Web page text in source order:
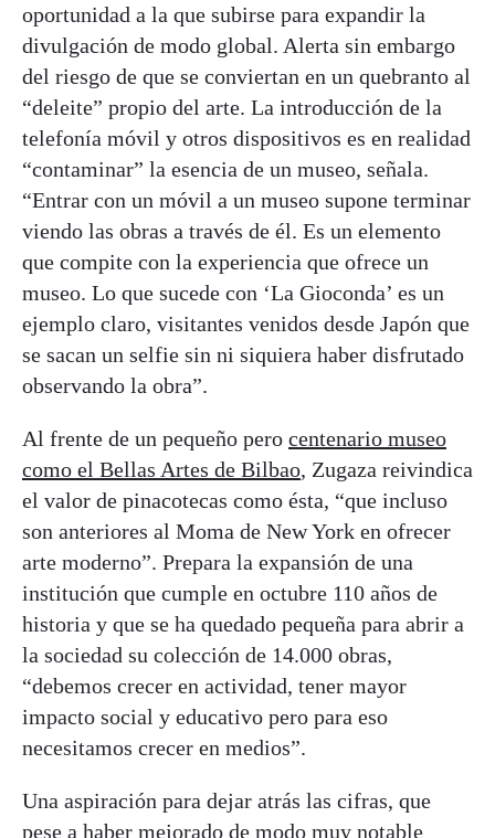
oportunidad a la que subirse para expandir la
divulgación de modo global. Alerta sin embargo
del riesgo de que se conviertan en un quebranto al
“deleite” propio del arte. La introducción de la
telefonía móvil y otros dispositivos es en realidad
“contaminar” la esencia de un museo, señala.
“Entrar con un móvil a un museo supone terminar
viendo las obras a través de él. Es un elemento
que compite con la experiencia que ofrece un
museo. Lo que sucede con ‘La Gioconda’ es un
ejemplo claro, visitantes venidos desde Japón que
se sacan un selfie sin ni siquiera haber disfrutado
observando la obra”.
Al frente de un pequeño pero centenario museo
como el Bellas Artes de Bilbao, Zugaza reivindica
el valor de pinacotecas como ésta, “que incluso
son anteriores al Moma de New York en ofrecer
arte moderno”. Prepara la expansión de una
institución que cumple en octubre 110 años de
historia y que se ha quedado pequeña para abrir a
la sociedad su colección de 14.000 obras,
“debemos crecer en actividad, tener mayor
impacto social y educativo pero para eso
necesitamos crecer en medios”.
Una aspiración para dejar atrás las cifras, que
pese a haber mejorado de modo muy notable